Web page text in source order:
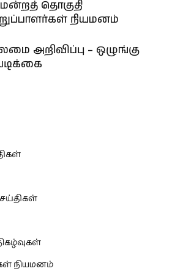
தொகுதி
நியமனம்
அறிவிப்பு – ஒழுங்கு
நியமனம்